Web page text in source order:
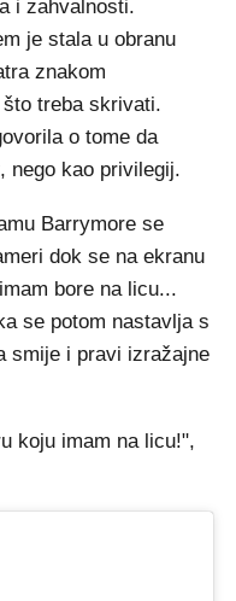
i zahvalnosti.
je stala u obranu
znakom
treba skrivati.
o tome da
nego kao privilegij.
Barrymore se
dok se na ekranu
bore na licu...
se potom nastavlja s
smije i pravi izražajne
koju imam na licu!",